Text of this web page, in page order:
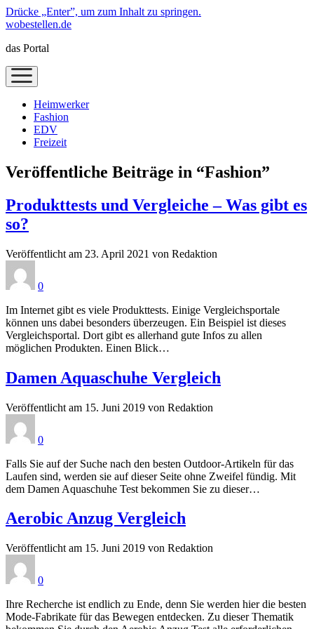
Drücke „Enter”, um zum Inhalt zu springen.
wobestellen.de
das Portal
Menü
öffnen
Heimwerker
Fashion
EDV
Freizeit
Veröffentliche Beiträge in “Fashion”
Produkttests und Vergleiche – Was gibt es
so?
Veröffentlicht am 23. April 2021 von Redaktion
0
Im Internet gibt es viele Produkttests. Einige Vergleichsportale
können uns dabei besonders überzeugen. Ein Beispiel ist dieses
Vergleichsportal. Dort gibt es allerhand gute Infos zu allen
möglichen Produkten. Einen Blick…
Damen Aquaschuhe Vergleich
Veröffentlicht am 15. Juni 2019 von Redaktion
0
Falls Sie auf der Suche nach den besten Outdoor-Artikeln für das
Laufen sind, werden sie auf dieser Seite ohne Zweifel fündig. Mit
dem Damen Aquaschuhe Test bekommen Sie zu dieser…
Aerobic Anzug Vergleich
Veröffentlicht am 15. Juni 2019 von Redaktion
0
Ihre Recherche ist endlich zu Ende, denn Sie werden hier die besten
Mode-Fabrikate für das Bewegen entdecken. Zu dieser Thematik